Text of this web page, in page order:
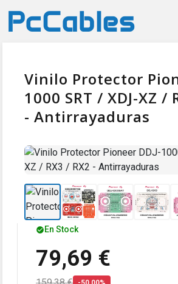
Vinilo Protector
1000 SRT / XDJ-XZ /
- Antirrayaduras
En Stock
79,69 €